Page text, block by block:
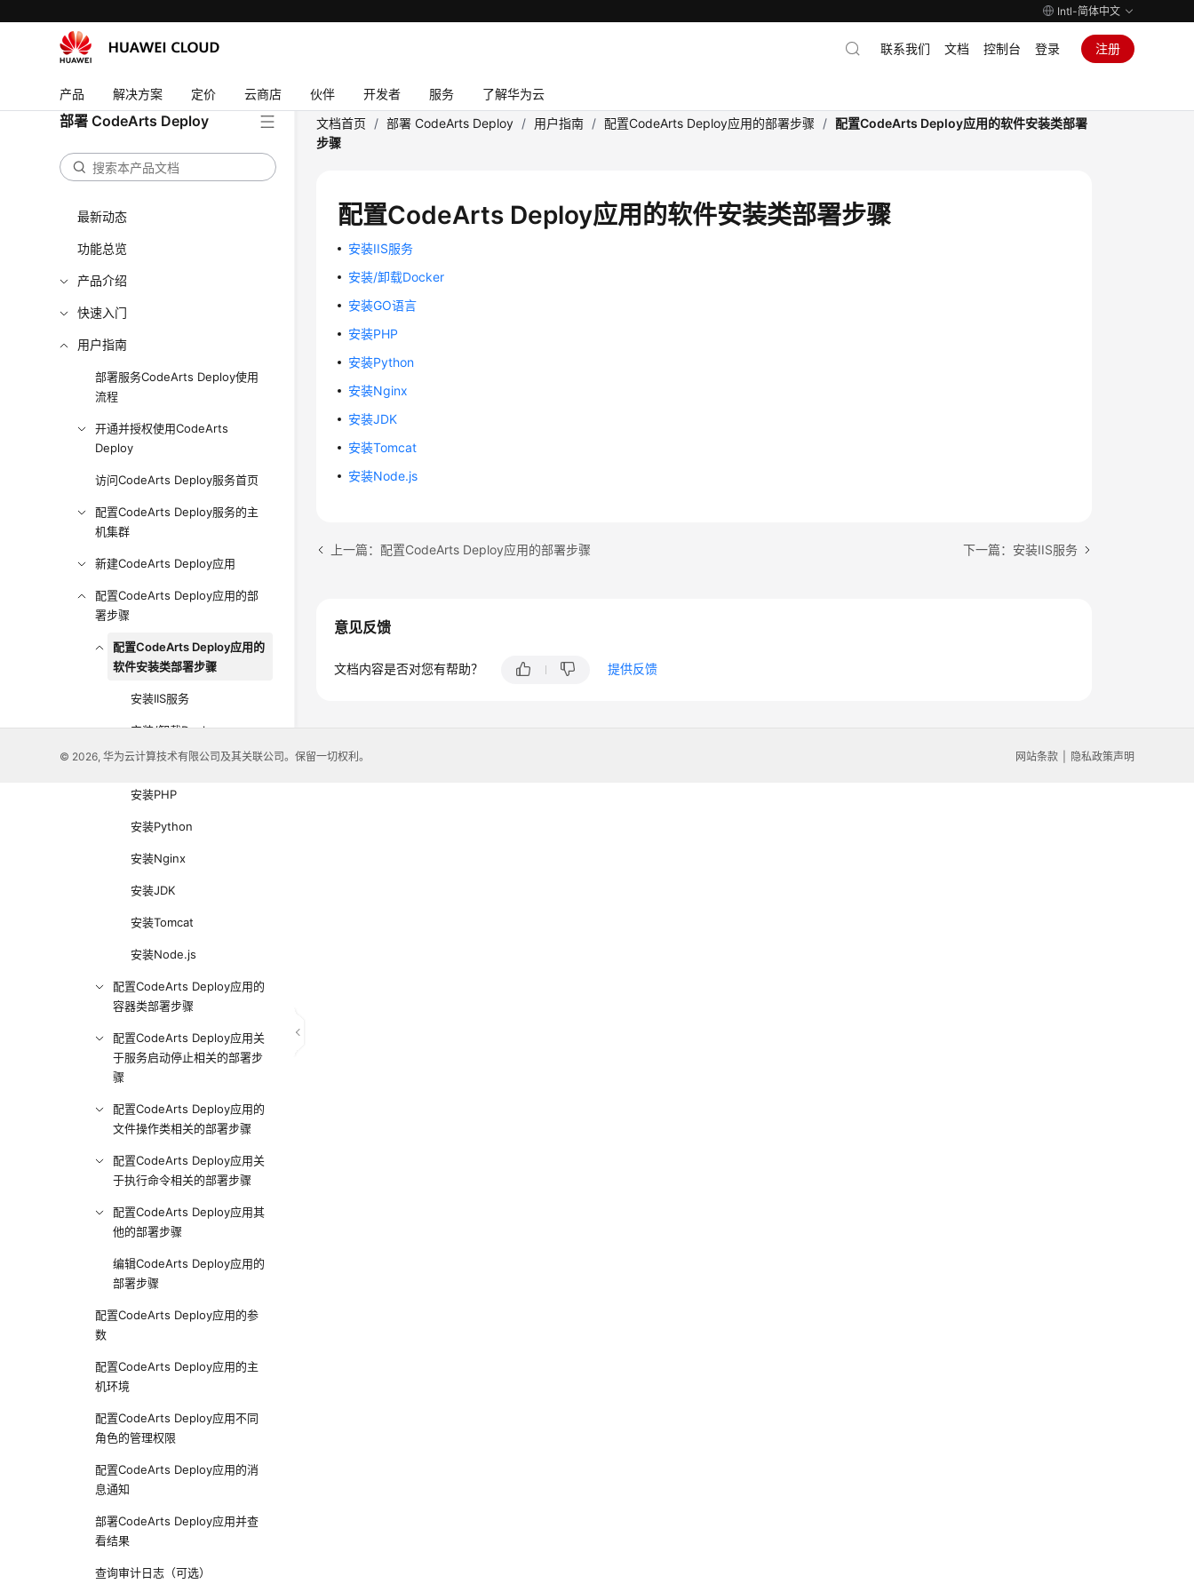
Intl-简体中文
产品 解决方案 定价 云商店 伙伴 开发者 服务 了解华为云
联系我们 文档 控制台 登录 注册
部署 CodeArts Deploy
最新动态
功能总览
产品介绍
快速入门
用户指南
部署服务CodeArts Deploy使用
流程
开通并授权使用CodeArts
Deploy
访问CodeArts Deploy服务首页
配置CodeArts Deploy服务的主
机集群
新建CodeArts Deploy应用
配置CodeArts Deploy应用的部
署步骤
配置CodeArts Deploy应用的
软件安装类部署步骤
安装IIS服务
安装/卸载Docker
安装GO语言
安装PHP
安装Python
安装Nginx
安装JDK
安装Tomcat
安装Node.js
配置CodeArts Deploy应用的
容器类部署步骤
配置CodeArts Deploy应用关
于服务启动停止相关的部署步
骤
配置CodeArts Deploy应用的
文件操作类相关的部署步骤
配置CodeArts Deploy应用关
于执行命令相关的部署步骤
配置CodeArts Deploy应用其
他的部署步骤
编辑CodeArts Deploy应用的
部署步骤
配置CodeArts Deploy应用的参
数
配置CodeArts Deploy应用的主
机环境
配置CodeArts Deploy应用不同
角色的管理权限
配置CodeArts Deploy应用的消
息通知
部署CodeArts Deploy应用并查
看结果
查询审计日志（可选）
文档首页 / 部署 CodeArts Deploy / 用户指南 / 配置CodeArts Deploy应用的部署步骤 / 配置CodeArts Deploy应用的软件安装类部署
步骤
配置CodeArts Deploy应用的软件安装类部署步骤
安装IIS服务
安装/卸载Docker
安装GO语言
安装PHP
安装Python
安装Nginx
安装JDK
安装Tomcat
安装Node.js
上一篇：配置CodeArts Deploy应用的部署步骤 下一篇：安装IIS服务
意见反馈
文档内容是否对您有帮助？ 提供反馈
© 2026, 华为云计算技术有限公司及其关联公司。保留一切权利。 网站条款 隐私政策声明